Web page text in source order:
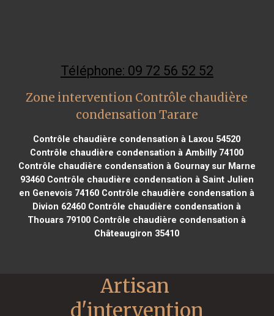
Téléphone: 09 72 56 52 52
Zone intervention Contrôle chaudière
condensation Tarare
Contrôle chaudière condensation à Laxou 54520
Contrôle chaudière condensation à Ambilly 74100
Contrôle chaudière condensation à Gournay sur Marne
93460Contrôle chaudière condensation à Saint Julien
en Genevois 74160 Contrôle chaudière condensation à
Divion 62460 Contrôle chaudière condensation à
Thouars 79100 Contrôle chaudière condensation à
Châteaugiron 35410
Artisan
d'intervention